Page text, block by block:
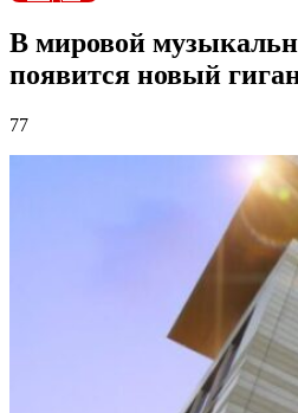
В мировой
появится новый
77